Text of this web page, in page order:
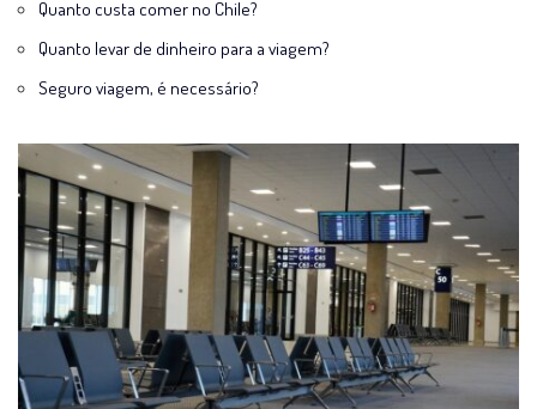
Quanto custa comer no Chile?
Quanto levar de dinheiro para a viagem?
Seguro viagem, é necessário?